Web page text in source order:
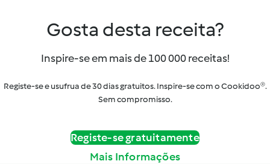
Gosta desta receita?
Inspire-se em mais de 100 000 receitas!
Registe-se e usufrua de 30 dias gratuitos. Inspire-se com o Cookidoo®.
Sem compromisso.
Registe-se gratuitamente
Mais Informações